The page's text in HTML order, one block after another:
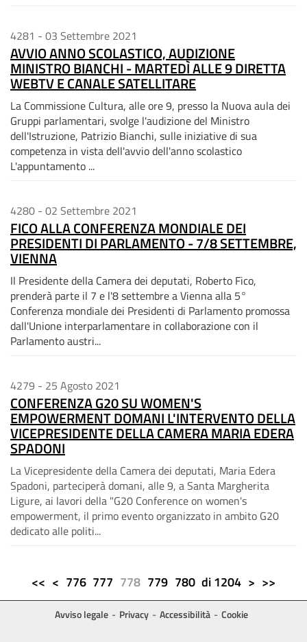
4281 - 03 Settembre 2021
AVVIO ANNO SCOLASTICO, AUDIZIONE
MINISTRO BIANCHI - MARTEDÌ ALLE 9 DIRETTA
WEBTV E CANALE SATELLITARE
La Commissione Cultura, alle ore 9, presso la Nuova aula dei
Gruppi parlamentari, svolge l'audizione del Ministro
dell'Istruzione, Patrizio Bianchi, sulle iniziative di sua
competenza in vista dell'avvio dell'anno scolastico
L'appuntamento ...
4280 - 02 Settembre 2021
FICO ALLA CONFERENZA MONDIALE DEI
PRESIDENTI DI PARLAMENTO - 7/8 SETTEMBRE,
VIENNA
Il Presidente della Camera dei deputati, Roberto Fico,
prenderà parte il 7 e l'8 settembre a Vienna alla 5°
Conferenza mondiale dei Presidenti di Parlamento promossa
dall'Unione interparlamentare in collaborazione con il
Parlamento austri...
4279 - 25 Agosto 2021
CONFERENZA G20 SU WOMEN'S
EMPOWERMENT DOMANI L'INTERVENTO DELLA
VICEPRESIDENTE DELLA CAMERA MARIA EDERA
SPADONI
La Vicepresidente della Camera dei deputati, Maria Edera
Spadoni, parteciperà domani, alle 9, a Santa Margherita
Ligure, ai lavori della "G20 Conference on women's
empowerment, il primo evento organizzato in ambito G20
dedicato alle politi...
<< < 776 777 778pagina
corrente
779 780 di 1204 > >>
Avviso legale Privacy Accessibilità Cookie